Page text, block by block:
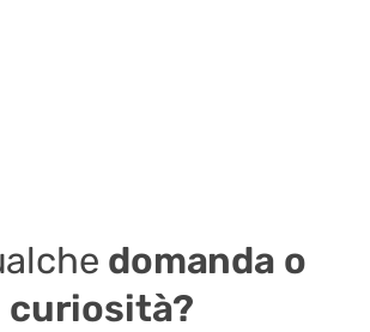
domanda o
curiosità?